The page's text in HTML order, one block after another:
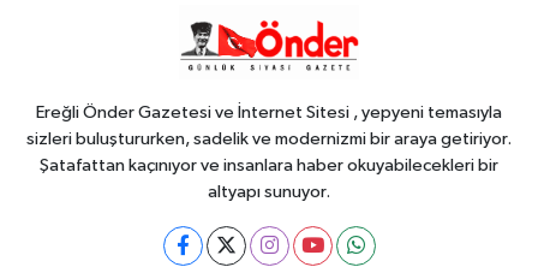
09:57 Filenin Sultanları, İzmirli
çocuklara ilham oluyor
Ereğli Önder Gazetesi ve İnternet Sitesi , yepyeni temasıyla
sizleri buluştururken, sadelik ve modernizmi bir araya getiriyor.
Şatafattan kaçınıyor ve insanlara haber okuyabilecekleri bir
altyapı sunuyor.